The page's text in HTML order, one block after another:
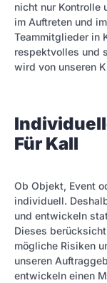
nicht nur Kontrolle
im Auftreten und
Teammitglieder in
respektvolles und
wird von unseren
Für Kall
Ob Objekt, Event
individuell.
und entwickeln
Dieses
mögliche Risiken
unseren
entwickeln einen